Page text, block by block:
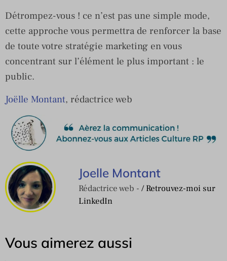
Détrompez-vous ! ce n’est pas une simple mode,
cette approche vous permettra de renforcer la base
de toute votre stratégie marketing en vous
concentrant sur l’élément le plus important : le
public.
Joëlle Montant, rédactrice web
Joelle Montant
Rédactrice web - / Retrouvez-moi sur
LinkedIn
Vous aimerez aussi